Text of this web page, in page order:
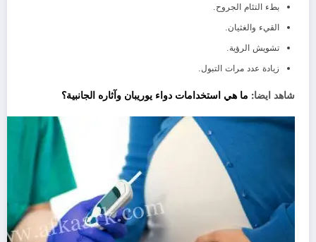
بطء التئام الجروح.
القيء والغثيان.
تشويش الرؤية.
زيادة عدد مرات التبول.
شاهد ايضا: ما هي استخدامات دواء يوريبان وآثاره الجانبية؟